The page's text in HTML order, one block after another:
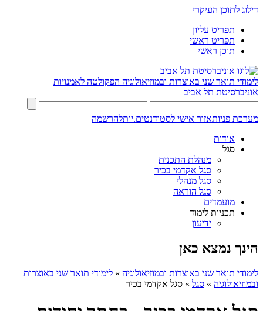
דילוג לתוכן העיקרי
תפריט עליון
תפריט ראשי
תוכן ראשי
לימודי תואר שני באוצרות ובמוזיאולוגיה הפקולטה לאמנויות
אוניברסיטת תל אביב
מערכת פניותאזור אישי לסטודנטים.יותלהרשמה
אודות
סגל
מנהלת התכנית
סגל אקדמי בכיר
סגל מנהלי
סגל הוראה
מועמדים
תכניות לימוד
ידיעון
הינך נמצא כאן
לימודי תואר שני באוצרות ובמוזיאולוגיה » לימודי תואר שני באוצרות
ובמוזיאולוגיה » סגל » סגל אקדמי בכיר